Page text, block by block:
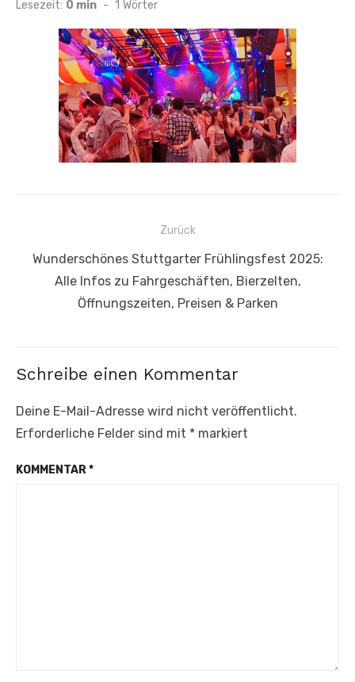
Lesezeit: 0 min - 1 Wörter
Beitragsnavigation
Zurück
Vorheriger
Beitrag:
Wunderschönes Stuttgarter Frühlingsfest 2025:
Alle Infos zu Fahrgeschäften, Bierzelten,
Öffnungszeiten, Preisen & Parken
Schreibe einen Kommentar
Deine E-Mail-Adresse wird nicht veröffentlicht.
Erforderliche Felder sind mit * markiert
KOMMENTAR*